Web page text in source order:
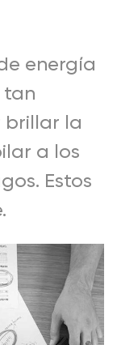
energía
tan
brillar la
a los
Estos